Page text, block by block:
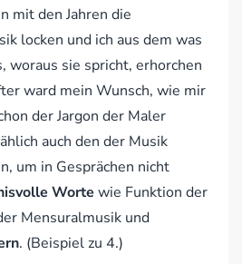
mit den Jahren die
locken und ich aus dem was
woraus sie spricht, erhorchen
ward mein Wunsch, wie mir
der Jargon der Maler
auch den der Musik
um in Gesprächen nicht
Worte wie Funktion der
Mensuralmusik und
. (Beispiel zu 4.)